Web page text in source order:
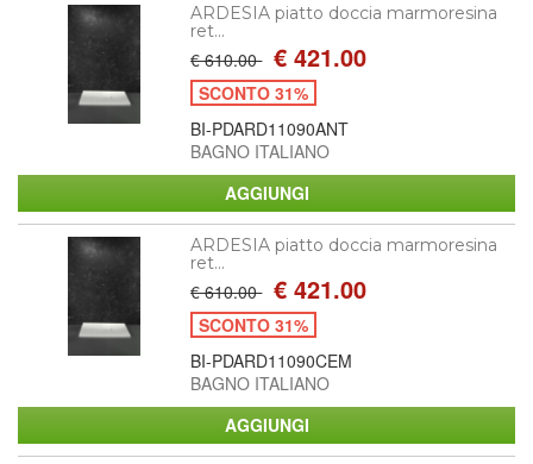
ARDESIA piatto doccia marmoresina
ret...
€ 610.00 € 421.00
SCONTO 31%
BI-PDARD11090ANT
BAGNO ITALIANO
ARDESIA piatto doccia marmoresina
ret...
€ 610.00 € 421.00
SCONTO 31%
BI-PDARD11090CEM
BAGNO ITALIANO